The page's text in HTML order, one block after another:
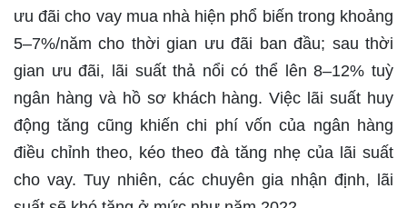
ưu đãi cho vay mua nhà hiện phổ biến trong khoảng
5–7%/năm cho thời gian ưu đãi ban đầu; sau thời
gian ưu đãi, lãi suất thả nổi có thể lên 8–12% tuỳ
ngân hàng và hồ sơ khách hàng. Việc lãi suất huy
động tăng cũng khiến chi phí vốn của ngân hàng
điều chỉnh theo, kéo theo đà tăng nhẹ của lãi suất
cho vay. Tuy nhiên, các chuyên gia nhận định, lãi